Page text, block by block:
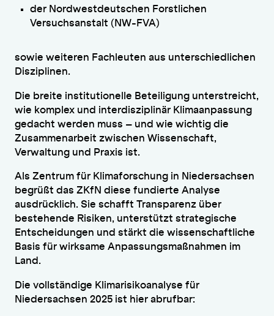
der Nordwestdeutschen Forstlichen
Versuchsanstalt (NW-FVA)
sowie weiteren Fachleuten aus unterschiedlichen
Disziplinen.
Die breite institutionelle Beteiligung unterstreicht,
wie komplex und interdisziplinär Klimaanpassung
gedacht werden muss – und wie wichtig die
Zusammenarbeit zwischen Wissenschaft,
Verwaltung und Praxis ist.
Als Zentrum für Klimaforschung in Niedersachsen
begrüßt das ZKfN diese fundierte Analyse
ausdrücklich. Sie schafft Transparenz über
bestehende Risiken, unterstützt strategische
Entscheidungen und stärkt die wissenschaftliche
Basis für wirksame Anpassungsmaßnahmen im
Land.
Die vollständige Klimarisikoanalyse für
Niedersachsen 2025 ist hier abrufbar: